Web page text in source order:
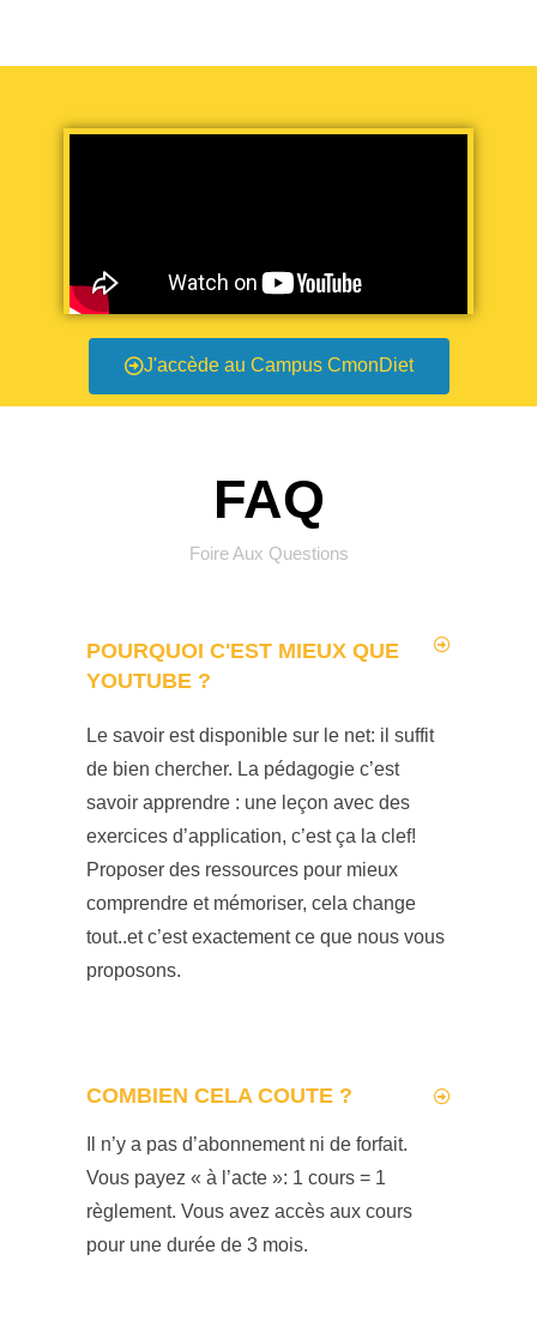
J'accède au Campus CmonDiet
FAQ
Foire Aux Questions
POURQUOI C'EST MIEUX QUE
YOUTUBE ?
Le savoir est disponible sur le net: il suffit
de bien chercher. La pédagogie c’est
savoir apprendre : une leçon avec des
exercices d’application, c’est ça la clef!
Proposer des ressources pour mieux
comprendre et mémoriser, cela change
tout..et c’est exactement ce que nous vous
proposons.
COMBIEN CELA COUTE ?
Il n’y a pas d’abonnement ni de forfait.
Vous payez « à l’acte »: 1 cours = 1
règlement. Vous avez accès aux cours
pour une durée de 3 mois.